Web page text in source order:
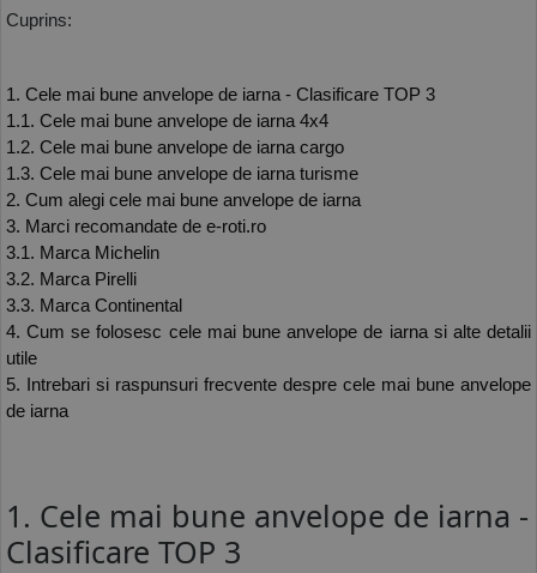
Cuprins:
1. Cele mai bune anvelope de iarna - Clasificare TOP 3
1.1. Cele mai bune anvelope de iarna 4x4
1.2. Cele mai bune anvelope de iarna cargo
1.3. Cele mai bune anvelope de iarna turisme
2. Cum alegi cele mai bune anvelope de iarna
3. Marci recomandate de e-roti.ro
3.1. Marca Michelin
3.2. Marca Pirelli
3.3. Marca Continental
4. Cum se folosesc cele mai bune anvelope de iarna si alte detalii
utile
5. Intrebari si raspunsuri frecvente despre cele mai bune anvelope
de iarna
1. Cele mai bune anvelope de iarna -
Clasificare TOP 3